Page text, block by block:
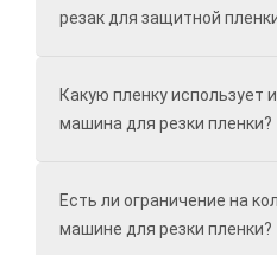
резак для защитной
Какую пленку использует
машина для резки пленки?
Есть ли ограничение на
машине для резки пленки?